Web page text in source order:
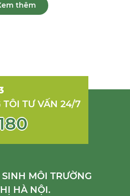
thêm
TƯ VẤN 24/7
MÔI TRƯỜNG
HÀ NỘI.